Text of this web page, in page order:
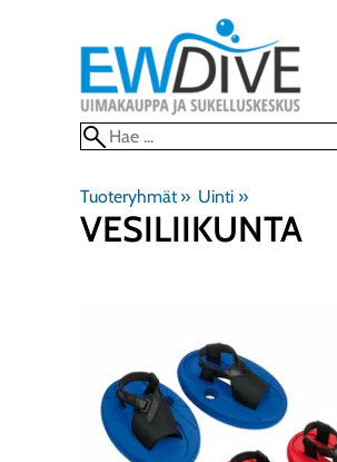
Tuoteryhmät ‪» Uinti ‪»
VESILIIKUNTA